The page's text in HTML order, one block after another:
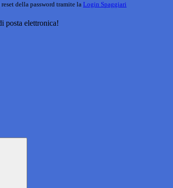
della password tramite la Login Spaggiari
posta elettronica!